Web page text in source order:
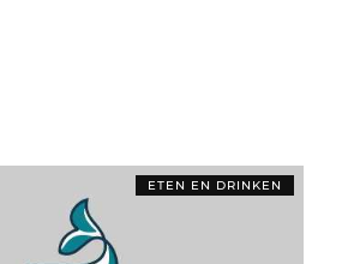
ETEN EN DRINKEN